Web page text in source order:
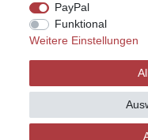
PayPal
Funktional
Weitere Einstellungen